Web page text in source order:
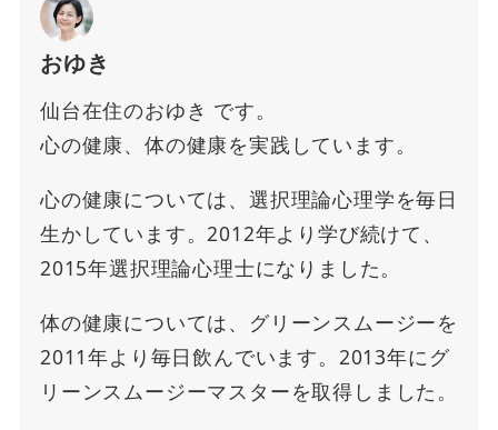
おゆき
仙台在住のおゆき です。
心の健康、体の健康を実践しています。
心の健康については、選択理論心理学を毎日
生かしています。2012年より学び続けて、
2015年選択理論心理士になりました。
体の健康については、グリーンスムージーを
2011年より毎日飲んでいます。2013年にグ
リーンスムージーマスターを取得しました。